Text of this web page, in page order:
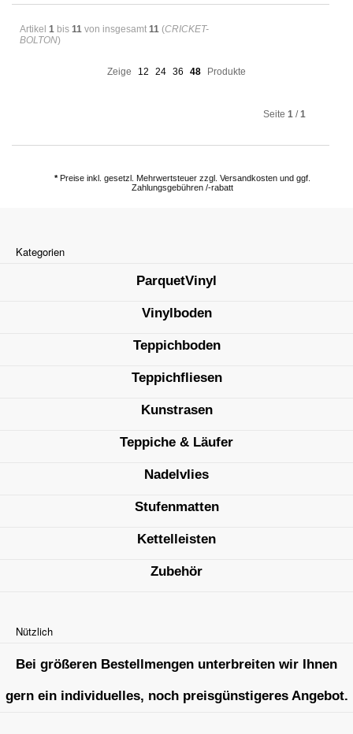
Artikel 1 bis 11 von insgesamt 11 (CRICKET-
BOLTON)
Zeige 12 24 36 48 Produkte
Seite1 /1
*Preise inkl. gesetzl. Mehrwertsteuer zzgl. Versandkosten und ggf.
Zahlungsgebühren /-rabatt
Kategorien
ParquetVinyl
Vinylboden
Teppichboden
Teppichfliesen
Kunstrasen
Teppiche & Läufer
Nadelvlies
Stufenmatten
Kettelleisten
Zubehör
Nützlich
Bei größeren Bestellmengen unterbreiten wir Ihnen
gern ein individuelles, noch preisgünstigeres Angebot.